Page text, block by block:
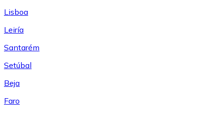
Lisboa
Leiría
Santarém
Setúbal
Beja
Faro